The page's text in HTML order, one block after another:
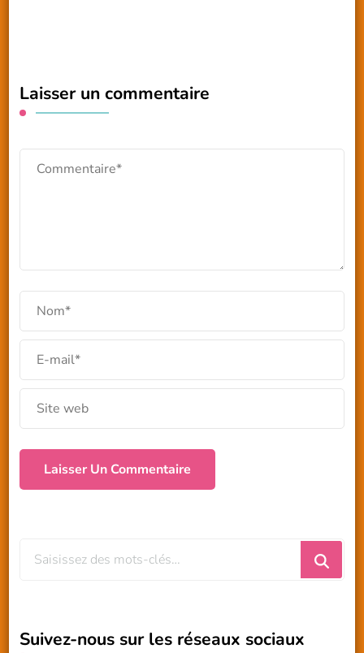
Laisser un commentaire
?
Suivez-nous sur les réseaux sociaux